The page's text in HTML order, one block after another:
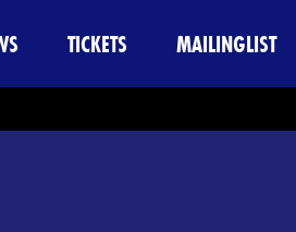
TICKETS MAILINGLIST